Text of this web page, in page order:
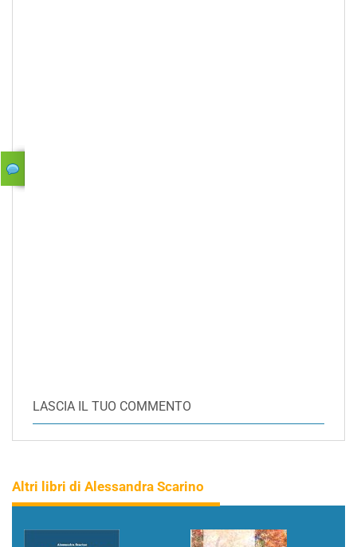
LASCIA IL TUO COMMENTO
Altri libri di Alessandra Scarino